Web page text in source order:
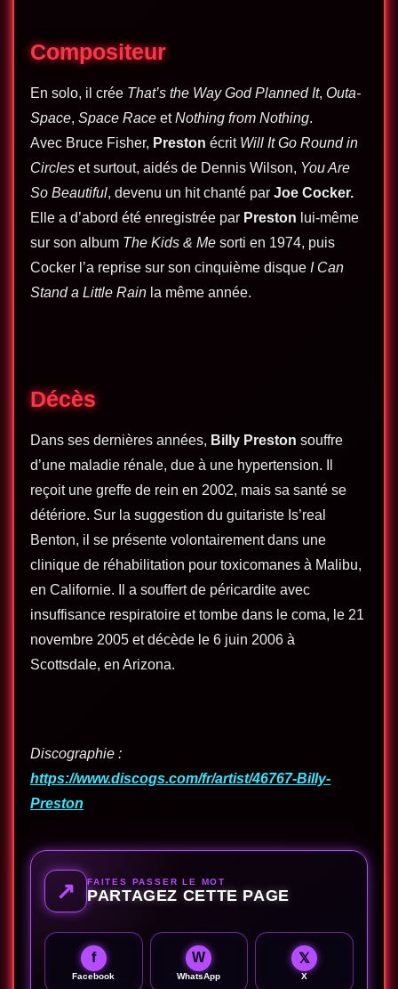
Compositeur
En solo, il crée That’s the Way God Planned It, Outa-
Space, Space Race etNothing from Nothing.
Avec Bruce Fisher, Preston écrit Will It Go Round in
Circles et surtout, aidés de Dennis Wilson, You Are
So Beautiful, devenu un hit chanté par Joe Cocker.
Elle a d’abord été enregistrée par Preston lui-même
sur son album The Kids & Me sorti en 1974, puis
Cocker l’a reprise sur son cinquième disque I Can
Stand a Little Rain la même année.
Décès
Dans ses dernières années, Billy Preston souffre
d’une maladie rénale, due à une hypertension. Il
reçoit une greffe de rein en 2002, mais sa santé se
détériore. Sur la suggestion du guitariste Is’real
Benton, il se présente volontairement dans une
clinique de réhabilitation pour toxicomanes à Malibu,
en Californie. Il a souffert de péricardite avec
insuffisance respiratoire et tombe dans le coma, le 21
novembre 2005 et décède le 6 juin 2006 à
Scottsdale, en Arizona.
Discographie :
https://www.discogs.com/fr/artist/46767-Billy-
Preston
↗ FAITES PASSER LE MOT
PARTAGEZ CETTE PAGE
f
Facebook
W
WhatsApp
𝕏
X